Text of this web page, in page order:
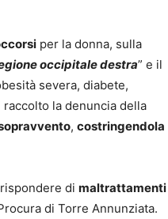
per la donna, sulla
occipitale destra” e il
severa, diabete,
la denuncia della
, costringendola
di maltrattamenti
di Torre Annunziata.